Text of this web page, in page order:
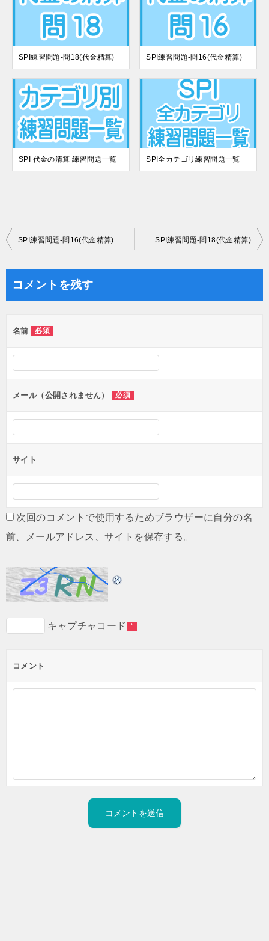
SPI練習問題-問18(代金精算) SPI練習問題-問16(代金精算)
SPI 代金の清算 練習問題一覧 SPI全カテゴリ練習問題一覧
投
ー
シ
ョ
ン
SPI練習問題-問16(代金精算) SPI練習問題-問18(代金精算)
コメントを残す
名前 必須
メール（公開されません） 必須
サイト
次回のコメントで使用するためブラウザーに自分の名
前、メールアドレス、サイトを保存する。
キャプチャコード *
コメント